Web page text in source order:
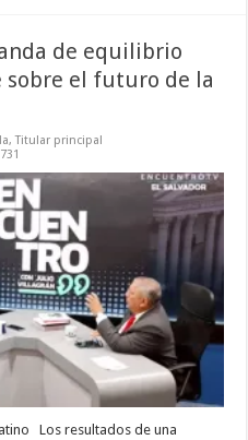
de equilibrio
el futuro de la
,Titular principal
Los resultados de una